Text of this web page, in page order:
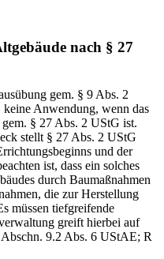
nach § 27
gem. § 9 Abs. 2
Anwendung, wenn das
§ 27 Abs. 2 UStG ist.
stellt § 27 Abs. 2 UStG
und der
ist, dass ein solches
durch Baumaßnahmen
die zur Herstellung
müssen tiefgreifende
greift hierbei auf
9.2 Abs. 6 UStAE; R